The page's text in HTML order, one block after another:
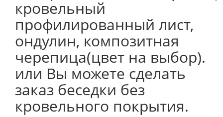
кровельный
профилированный лист,
ондулин, композитная
черепица(цвет на выбор).
или Вы можете сделать
заказ беседки без
кровельного покрытия.